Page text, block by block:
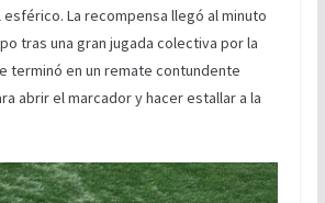
La recompensa llegó al minuto
tras una gran jugada colectiva por la
terminó en un remate contundente
abrir el marcador y hacer estallar a la